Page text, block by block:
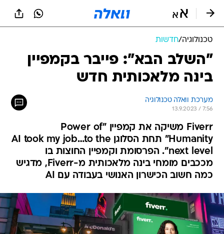
טכנולוגיה/חדשות
"השלב הבא": פייבר בקמפיין
בינה מלאכותית חדש
מערכת וואלה טכנולוגיה
13.9.2023 / 7:56
Fiverr משיקה את קמפיין "Power of
Humanity" תחת הסלוגן AI took my job…to the
next level". הפרסומת וקמפיין החוצות בו
מככבים מומחי בינה מלאכותית מ-Fiverr, מדגיש
כמה חשוב הכישרון האנושי בעבודה עם AI